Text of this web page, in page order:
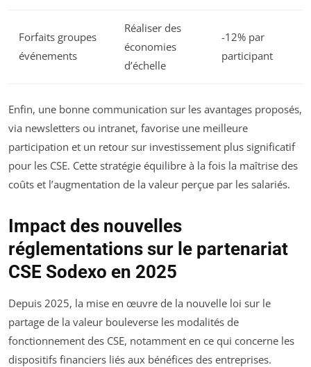
Forfaits groupes
événements
Réaliser des
économies
d’échelle
-12% par
participant
Enfin, une bonne communication sur les avantages proposés,
via newsletters ou intranet, favorise une meilleure
participation et un retour sur investissement plus significatif
pour les CSE. Cette stratégie équilibre à la fois la maîtrise des
coûts et l’augmentation de la valeur perçue par les salariés.
Impact des nouvelles
réglementations sur le partenariat
CSE Sodexo en 2025
Depuis 2025, la mise en œuvre de la nouvelle loi sur le
partage de la valeur bouleverse les modalités de
fonctionnement des CSE, notamment en ce qui concerne les
dispositifs financiers liés aux bénéfices des entreprises.